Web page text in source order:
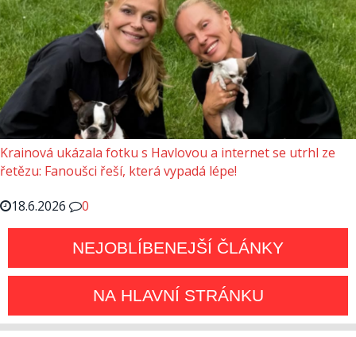
Krainová ukázala fotku s Havlovou a internet se utrhl ze
řetězu: Fanoušci řeší, která vypadá lépe!
18.6.2026
0
NEJOBLÍBENEJŠÍ ČLÁNKY
NA HLAVNÍ STRÁNKU